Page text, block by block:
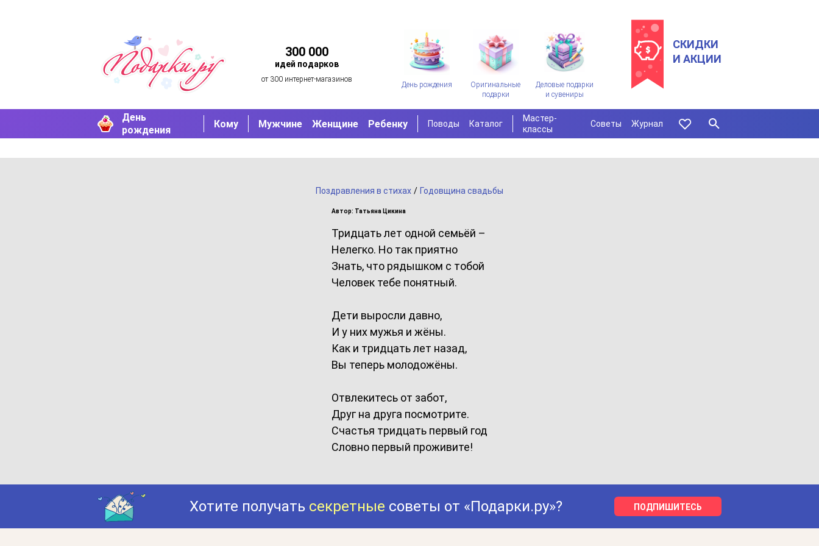
300 000
идей подарков
от 300 интернет-магазинов
День рождения
Оригинальные
подарки
Деловые подарки
и сувениры
СКИДКИ
И АКЦИИ
День
рождения
Кому Мужчине Женщине Ребенку Поводы Каталог
Мастер-
классы
Советы Журнал
Поздравления в стихах / Годовщина свадьбы
Автор: Татьяна Цикина
Тридцать лет одной семьёй –
Нелегко. Но так приятно
Знать, что рядышком с тобой
Человек тебе понятный.
Дети выросли давно,
И у них мужья и жёны.
Как и тридцать лет назад,
Вы теперь молодожёны.
Отвлекитесь от забот,
Друг на друга посмотрите.
Счастья тридцать первый год
Словно первый проживите!
Хотите получать секретные советы от «Подарки.ру»? ПОДПИШИТЕСЬ